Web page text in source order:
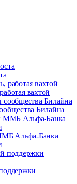
вахтой
Билайна
Альфа-Банка